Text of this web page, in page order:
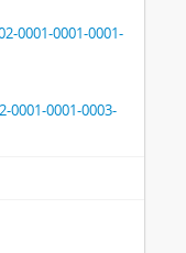
0001-0001-0001-
0001-0003-